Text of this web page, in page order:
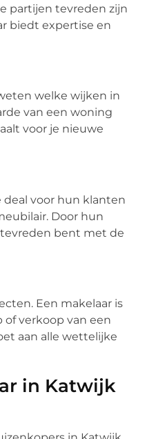
partijen tevreden zijn
biedt expertise en
welke wijken in
van een woning
voor je nieuwe
deal voor hun klanten
Door hun
bent met de
Een makelaar is
verkoop van een
aan alle wettelijke
in Katwijk